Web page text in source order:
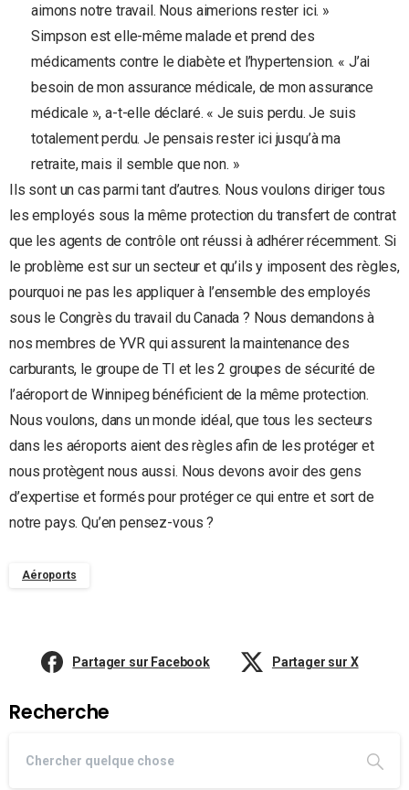
aimons notre travail. Nous aimerions rester ici. »
Simpson est elle-même malade et prend des
médicaments contre le diabète et l’hypertension. « J’ai
besoin de mon assurance médicale, de mon assurance
médicale », a-t-elle déclaré. « Je suis perdu. Je suis
totalement perdu. Je pensais rester ici jusqu’à ma
retraite, mais il semble que non. »
Ils sont un cas parmi tant d’autres. Nous voulons diriger tous
les employés sous la même protection du transfert de contrat
que les agents de contrôle ont réussi à adhérer récemment. Si
le problème est sur un secteur et qu’ils y imposent des règles,
pourquoi ne pas les appliquer à l’ensemble des employés
sous le Congrès du travail du Canada ? Nous demandons à
nos membres de YVR qui assurent la maintenance des
carburants, le groupe de TI et les 2 groupes de sécurité de
l’aéroport de Winnipeg bénéficient de la même protection.
Nous voulons, dans un monde idéal, que tous les secteurs
dans les aéroports aient des règles afin de les protéger et
nous protègent nous aussi. Nous devons avoir des gens
d’expertise et formés pour protéger ce qui entre et sort de
notre pays. Qu’en pensez-vous ?
Aéroports
Partager sur Facebook Partager sur X
Recherche